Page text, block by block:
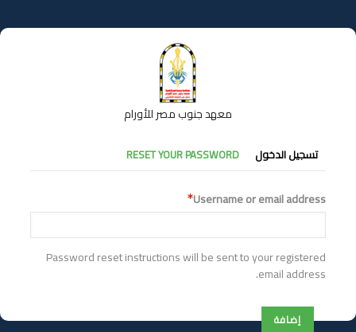
إلى
المحتوى
معهد جنوب مصر للأورام
التبويبات
الأساسية
تسجيل الدخول RESET YOUR PASSWORD
Username or email address
Password reset instructions will be sent to your registered
email address.